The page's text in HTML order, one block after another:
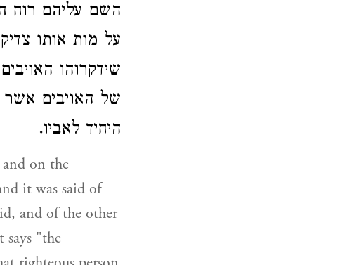
השם עליהם רוח
על מות אותו
שידקרוהו
של האויבים אשר
היחיד לאביו.
on the
it was said of
and of the other
says "the